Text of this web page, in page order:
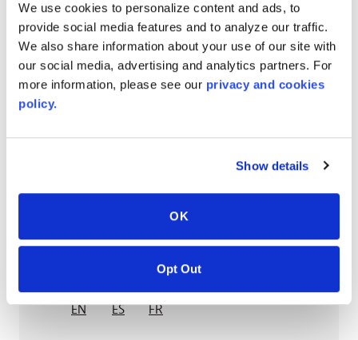
We use cookies to personalize content and ads, to
provide social media features and to analyze our traffic.
We also share information about your use of our site with
our social media, advertising and analytics partners. For
more information, please see our privacy and cookies
policy.
Show details
OK
Opt Out
up to 2743 mm(reel)W x up to 226000mm
(reel)L x4.5mmcaliper
up to 2743mm(reel)W xup to 226000mm
(reel)L x5.5 mmcaliper
up to 2743
EN ES FR